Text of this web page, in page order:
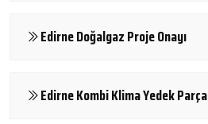
Edirne Doğalgaz Proje Onayı
Edirne Kombi Klima Yedek Parça